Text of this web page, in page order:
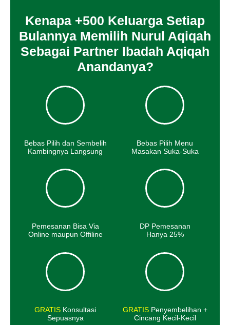
Kenapa +500 Keluarga Setiap
Bulannya Memilih Nurul Aqiqah
Sebagai Partner Ibadah Aqiqah
Anandanya?
Bebas Pilih dan Sembelih
Kambingnya Langsung
Bebas Pilih Menu
Masakan Suka-Suka
Pemesanan Bisa Via
Online maupun Offiline
DP Pemesanan
Hanya 25%
GRATIS Konsultasi
Sepuasnya
GRATISPenyembelihan +
Cincang Kecil-Kecil